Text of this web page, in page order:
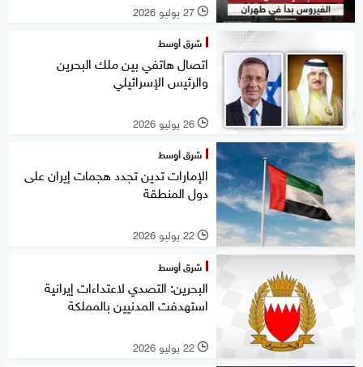
l 27 يوليو 2026
شرق أوسط
اتصال هاتفي بين ملك البحرين
والرئيس الإسرائيلي
l 26 يوليو 2026
شرق أوسط
الإمارات تدين تجدد هجمات إيران على
دول المنطقة
l 22 يوليو 2026
شرق أوسط
البحرين: التصدي لاعتداءات إيرانية
استهدفت المدنيين بالمملكة
l 22 يوليو 2026